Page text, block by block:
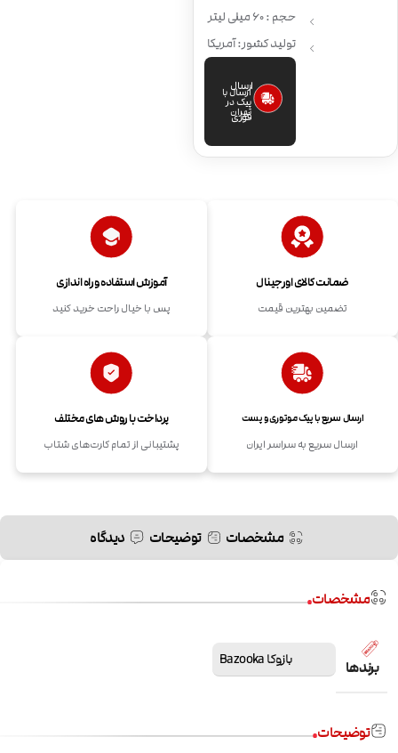
حجم : 60 میلی لیتر
تولید کشور: آمریکا
ارسال
فوری
ارسال با
پیک در
تهران
ضمانت کالای اورجینال
تضمین بهترین قیمت
آموزش استفاده و راه اندازی
پس با خیال راحت خرید کنید
ارسال سریع با پیک موتوری و پست
ارسال سریع به سراسر ایران
پرداخت با روش های مختلف
پشتیبانی از تمام کارت‌های شتاب
مشخصات توضیحات دیدگاه
مشخصات
برندها بازوکا Bazooka
توضیحات